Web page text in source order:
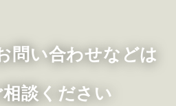
問い合わせなどは
談ください